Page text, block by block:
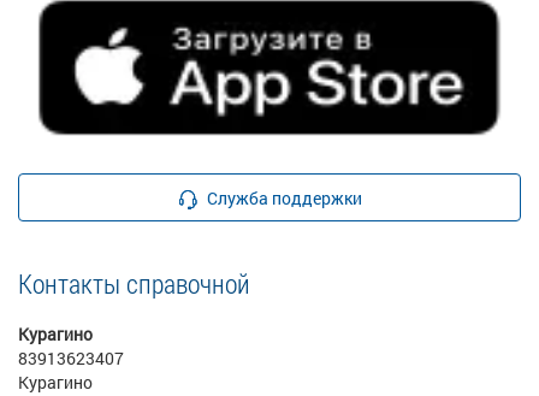
Служба поддержки
Контакты справочной
Курагино
83913623407
Курагино